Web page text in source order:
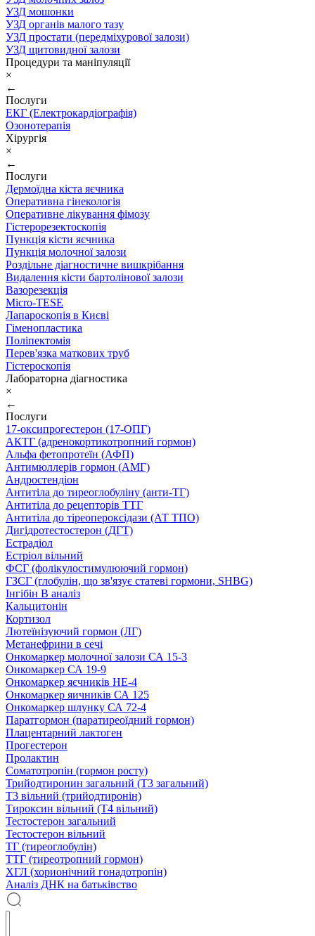
УЗД мошонки
УЗД органів малого тазу
УЗД простати (передміхурової залози)
УЗД щитовидної залози
Процедури та маніпуляції
×
←
Послуги
ЕКГ (Електрокардіографія)
Озонотерапія
Хірургія
×
←
Послуги
Дермоїдна кіста яєчника
Оперативна гінекологія
Оперативне лікування фімозу
Гістерорезектоскопія
Пункція кісти яєчника
Пункція молочної залози
Роздільне діагностичне вишкрібання
Видалення кісти бартолінової залози
Вазорезекція
Micro-TESE
Лапароскопія в Києві
Гіменопластика
Поліпектомія
Перев'язка маткових труб
Гістероскопія
Лабораторна діагностика
×
←
Послуги
17-оксипрогестерон (17-ОПГ)
АКТГ (адренокортикотропний гормон)
Альфа фетопротеїн (АФП)
Антимюллерів гормон (АМГ)
Андростендіон
Антитіла до тиреоглобуліну (анти-ТГ)
Антитіла до рецепторів ТТГ
Антитіла до тіреопероксідази (АТ ТПО)
Дигідротестостерон (ДГТ)
Естрадіол
Естріол вільний
ФСГ (фолікулостимулюючий гормон)
ГЗСГ (глобулін, що зв'язує статеві гормони, SHBG)
Інгібін B аналіз
Кальцитонін
Кортизол
Лютеїнізуючий гормон (ЛГ)
Метанефрини в сечі
Онкомаркер молочної залози СА 15-3
Онкомаркер СА 19-9
Онкомаркер яєчників НЕ-4
Онкомаркер яичників СА 125
Онкомаркер шлунку СА 72-4
Паратгормон (паратиреоїдний гормон)
Плацентарний лактоген
Прогестерон
Пролактин
Соматотропін (гормон росту)
Трийодтиронин загальний (Т3 загальний)
Т3 вільний (трийодтиронін)
Тироксин вільний (Т4 вільний)
Тестостерон загальний
Тестостерон вільний
ТГ (тиреоглобулін)
ТТГ (тиреотропний гормон)
ХГЛ (хорионічний гонадотропін)
Аналіз ДНК на батьківство